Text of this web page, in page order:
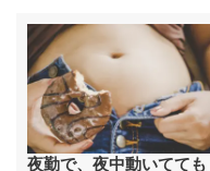
夜勤で、夜中動いてても